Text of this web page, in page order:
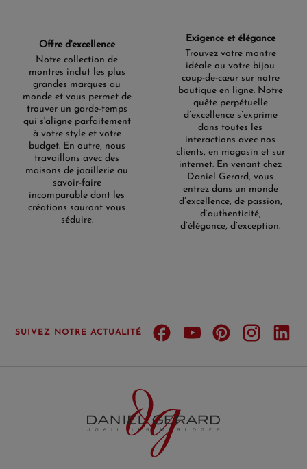
Offre d'excellence
Notre collection de
montres inclut les plus
grandes marques au
monde et vous permet de
trouver un garde-temps
qui s'aligne parfaitement
à votre style et votre
budget. En outre, nous
travaillons avec des
maisons de joaillerie au
savoir-faire
incomparable dont les
créations sauront vous
séduire.
Exigence et élégance
Trouvez votre montre
idéale ou votre bijou
coup-de-cœur sur notre
boutique en ligne. Notre
quête perpétuelle
d’excellence s’exprime
dans toutes les
interactions avec nos
clients, en magasin et sur
internet. En venant chez
Daniel Gerard, vous
entrez dans un monde
d’excellence, de passion,
d’authenticité,
d’élégance, d’exception.
SUIVEZ NOTRE ACTUALITÉ